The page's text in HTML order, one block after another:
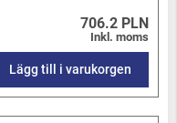
706.2 PLN
Inkl. moms
Lägg till i varukorgen